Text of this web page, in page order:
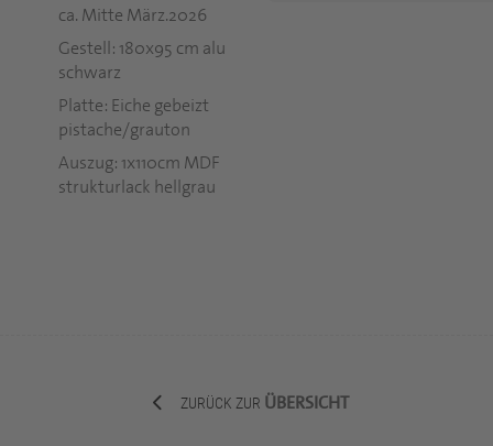
ca. Mitte März.2026
Gestell: 180x95 cm alu
schwarz
Platte: Eiche gebeizt
pistache/grauton
Auszug: 1x110cm MDF
strukturlack hellgrau
ZURÜCK ZUR ÜBERSICHT